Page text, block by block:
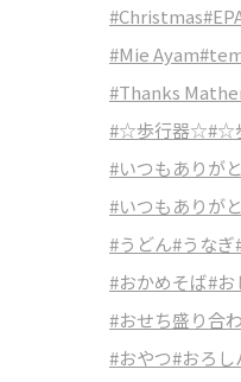
#Christmas
#Mie Ayam
#Thanks
#☆歩行器☆#☆
#いつもありが
#いつもありが
#うどん#うなぎ
#おかめそば#お
#おせち盛り合
#おやつ#おろし